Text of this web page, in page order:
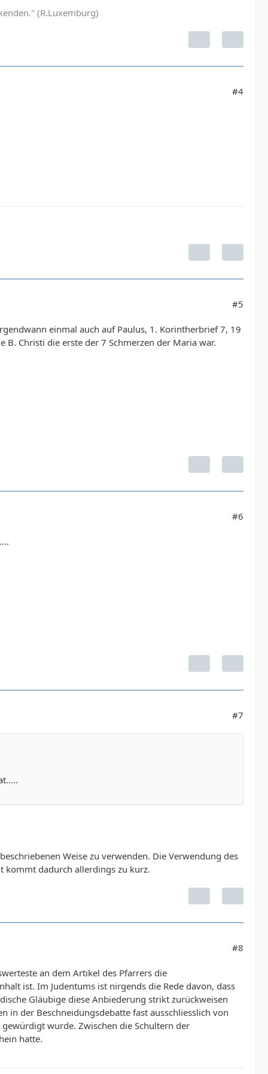
(R.Luxemburg)
#4
#5
einmal auch auf Paulus, 1. Korintherbrief 7, 19
Christi die erste der 7 Schmerzen der Maria war.
#6
#7
Weise zu verwenden. Die Verwendung des
kommt dadurch allerdings zu kurz.
#8
an dem Artikel des Pfarrers die
ist. Im Judentums ist nirgends die Rede davon, dass
Gläubige diese Anbiederung strikt zurückweisen
in der Beschneidungsdebatte fast ausschliesslich von
wurde. Zwischen die Schultern der
hatte.